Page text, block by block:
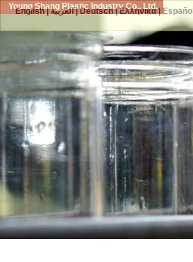
Young Shang Plastic Industry Co., Ltd.
English|العربية|Deutsch|Ελληνικά| Español